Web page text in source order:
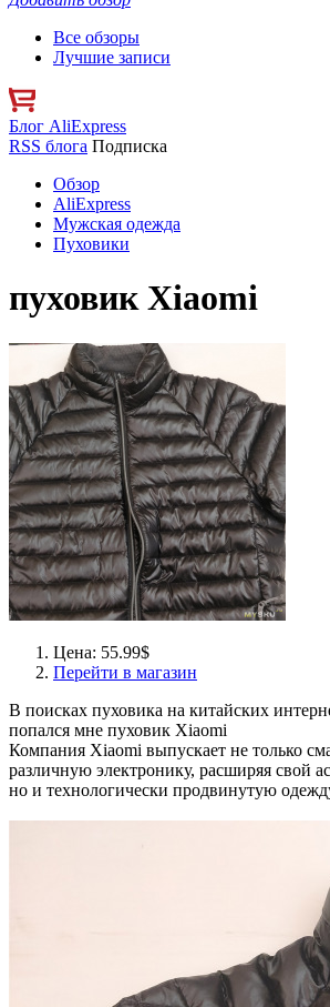
Все обзоры
Лучшие записи
Блог AliExpress
RSS блога Подписка
Обзор
AliExpress
Мужская одежда
Пуховики
пуховик Xiaomi
Цена: 55.99$
Перейти в магазин
В поисках пуховика на китайских
попался мне пуховик Xiaomi
Компания Xiaomi выпускает не только
различную электронику, расширяя свой
но и технологически продвинутую